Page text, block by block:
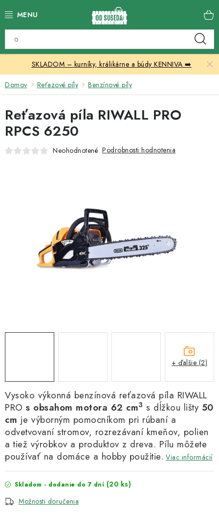
na
Katalóg produktov
Skleníky
Nábytok
Chovateľské potreby
SKLADOM – kurníky, králikárne a búdy KENNIVA ➡️
Domov Reťazové píly Benzínové píly
Vysoko výkonná benzínová reťazová píla RIWALL
PRO s obsahom motora 62 cm3 s dĺžkou lišty 50
cm je výborným pomocníkom pri rúbaní a
odvetvovaní stromov, rozrezávaní kmeňov, polien
a tiež výrobkov a produktov z dreva. Pílu môžete
používať na domáce a hobby použitie. Viac informácií
Skladom - dodanie do 7 dní (20 ks)
Možnosti doručenia
Reťazová píla RIWALL PRO
RPCS 6250
Neohodnotené Podrobnosti hodnotenia
+ ďalšie (2)